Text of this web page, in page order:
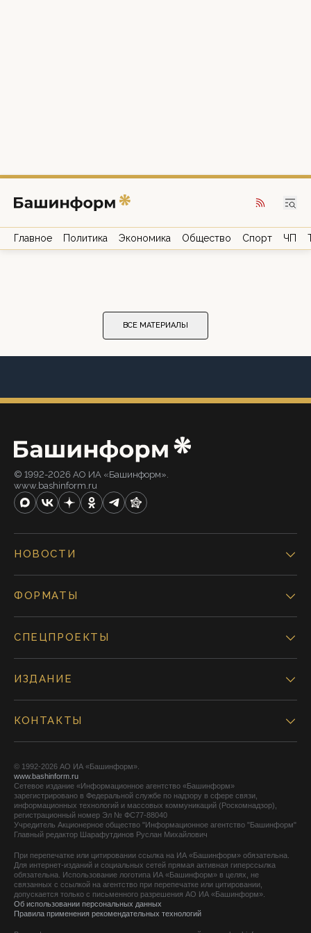
Главное Политика Экономика Общество Спорт ЧП
ВСЕ МАТЕРИАЛЫ
© 1992-2026 АО ИА «Башинформ».
www.bashinform.ru
НОВОСТИ
ФОРМАТЫ
СПЕЦПРОЕКТЫ
ИЗДАНИЕ
КОНТАКТЫ
© 1992-2026 АО ИА «Башинформ».
www.bashinform.ru
Сетевое издание «Информационное агентство «Башинформ»
зарегистрировано в Федеральной службе по надзору в сфере связи,
информационных технологий и массовых коммуникаций (Роскомнадзор),
регистрационный номер Эл № ФС77-88040
Учредитель Акционерное общество "Информационное агентство "Башинформ"
Главный редактор Шарафутдинов Руслан Михайлович
При перепечатке или цитировании ссылка на ИА «Башинформ» обязательна.
Для интернет-изданий и социальных сетей прямая активная гиперссылка
обязательна. Использование логотипа ИА «Башинформ» в целях, не
связанных с ссылкой на агентство при перепечатке или цитировании,
допускается только с письменного разрешения АО ИА «Башинформ».
Об использовании персональных данных
Правила применения рекомендательных технологий